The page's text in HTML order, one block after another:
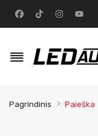
Pagrindinis Paieška